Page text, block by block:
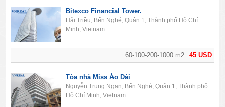
45 USD
60-100-200-1000 m2
Bitexco Financial Tower.
Hải Triều, Bến Nghé, Quận 1, Thành phố Hồ Chí
Minh, Vietnam
Tòa nhà Miss Áo Dài
Nguyễn Trung Ngạn, Bến Nghé, Quận 1, Thành phố
Hồ Chí Minh, Vietnam